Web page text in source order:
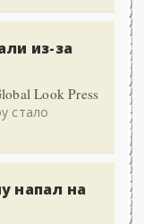
из-за
Look Press
стало
напал на